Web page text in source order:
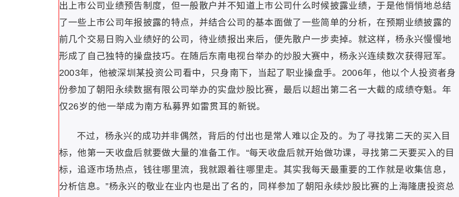
出上市公司业绩预告制度，但一般散户并不知道上市公司什么时候披露业绩，于是他悄悄地总结
了一些上市公司年报披露的特点，并结合公司的基本面做了一些简单的分析，在预期业绩披露的
前几个交易日购入业绩好的公司，待业绩报出来后，便先散户一步卖掉。就这样，杨永兴慢慢地
形成了自己独特的操盘技巧。在随后东南电视台举办的炒股大赛中，杨永兴连续数次获得冠军。
2003年，他被深圳某投资公司看中，只身南下，当起了职业操盘手。2006年，他以个人投资者身
份参加了朝阳永续数据有限公司举办的实盘炒股比赛，最后以超出第二名一大截的成绩夺魁。年
仅26岁的他一举成为南方私募界如雷贯耳的新锐。
不过，杨永兴的成功并非偶然，背后的付出也是常人难以企及的。为了寻找第二天的买入目
标，他第一天收盘后就要做大量的准备工作。“每天收盘后就开始做功课，寻找第二天要买入的目
标，追逐市场热点，钱往哪里流，我就跟着往哪里走。其实我每天最重要的工作就是收集信息，
分析信息。”杨永兴的敬业在业内也是出了名的，同样参加了朝阳永续炒股比赛的上海隆唐投资总